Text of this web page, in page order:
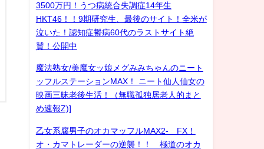
3500万円！うつ病統合失調症14年生
HKT46！！9期研究生、最後のサイト！全米が
泣いた！認知症鬱病60代のラストサイト絶
賛！公開中
魔法熟女/美魔女ッ娘メグみみちゃんのニート
ッフルステーションMAX！ ニート仙人仙女の
映画三昧老後生活！（無職孤独居老人的まと
め速報Z)]
乙女系腐男子のオカマッフルMAX2- FX！
オ・カマトレーダーの逆襲！！ 極道のオカ